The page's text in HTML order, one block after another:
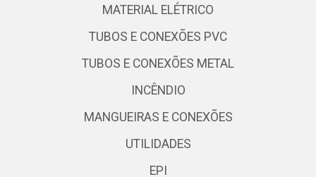
MATERIAL ELÉTRICO
TUBOS E CONEXÕES PVC
TUBOS E CONEXÕES METAL
INCÊNDIO
MANGUEIRAS E CONEXÕES
UTILIDADES
EPI